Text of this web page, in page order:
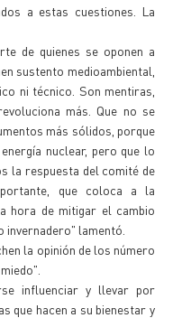
a estas cuestiones. La
de quienes se oponen a
sustento medioambiental,
ni técnico. Son mentiras,
más. Que no se
más sólidos, porque
nuclear, pero que lo
la respuesta del comité de
que coloca a la
hora de mitigar el cambio
invernadero" lamentó.
la opinión de los número
influenciar y llevar por
que hacen a su bienestar y